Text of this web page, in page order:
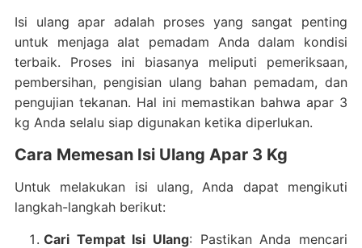
Isi ulang apar adalah proses yang sangat penting
untuk menjaga alat pemadam Anda dalam kondisi
terbaik. Proses ini biasanya meliputi pemeriksaan,
pembersihan, pengisian ulang bahan pemadam, dan
pengujian tekanan. Hal ini memastikan bahwa apar 3
kg Anda selalu siap digunakan ketika diperlukan.
Cara Memesan Isi Ulang Apar 3 Kg
Untuk melakukan isi ulang, Anda dapat mengikuti
langkah-langkah berikut:
Cari Tempat Isi Ulang: Pastikan Anda mencari